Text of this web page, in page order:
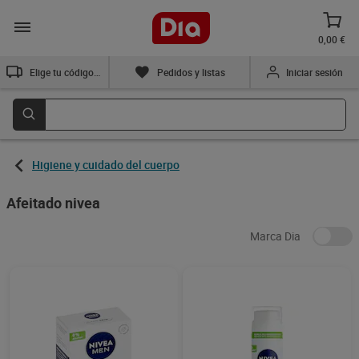
0,00 €
Pedidos y listas Iniciar sesión
Higiene y cuidado del cuerpo
Afeitado nivea
Marca Dia